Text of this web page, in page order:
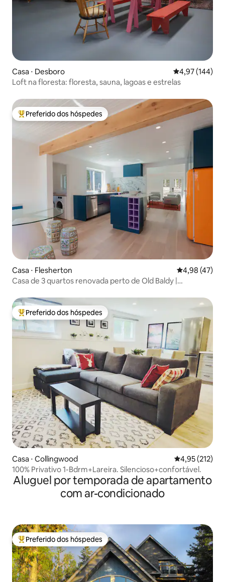
Casa ⋅ Desboro 4,97 de uma
4,97 (144)
Loft na floresta: floresta, sauna, lagoas e estrelas
Entre os melhores preferidos dos hóspedes
Preferido dos hóspedes
Casa ⋅ Flesherton 4,98 de uma
4,98 (47)
Casa de 3 quartos renovada perto de Old Baldy |
Entre os melhores preferidos dos hóspedes
Preferido dos hóspedes
Casa ⋅ Collingwood 4,95 de uma
4,95 (212)
100% Privativo 1-Bdrm+Lareira. Silencioso+confortável.
Aluguel por temporada de apartamento
com ar-condicionado
Entre os melhores preferidos dos hóspedes
Preferido dos hóspedes